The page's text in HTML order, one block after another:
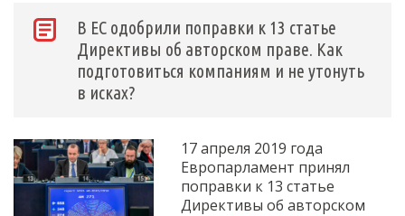
В ЕС одобрили поправки к 13 статье
Директивы об авторском праве. Как
подготовиться компаниям и не утонуть
в исках?
17 апреля 2019 года
Европарламент принял
поправки к 13 статье
Директивы об авторском